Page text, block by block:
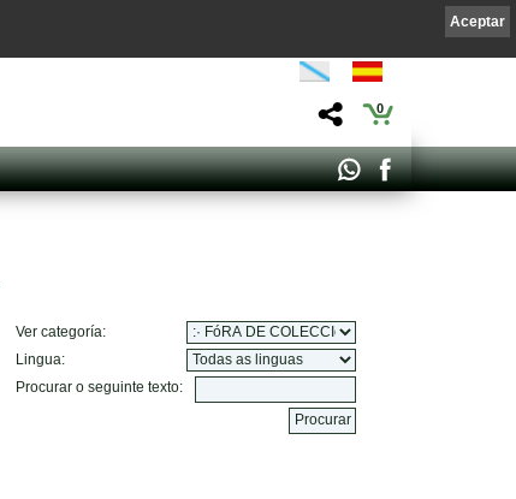
0
Ver categoría:
Lingua:
Procurar o seguinte texto:
Aceptar